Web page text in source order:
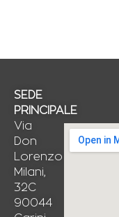
SEDE
PRINCIPALE
Via
Don
Lorenzo
Milani,
32C
90044